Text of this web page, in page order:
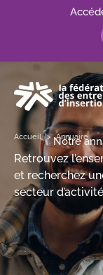
contenu
Accueil Annuaire
Notre
Retrouvez
et recherchez
secteur